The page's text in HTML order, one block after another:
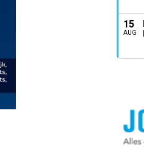
15
AUG